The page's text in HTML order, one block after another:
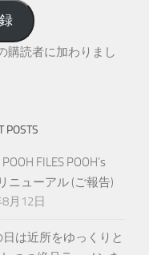
購読者に加わりまし
POSTS
FILES POOH’s
ニューアル (ご報告)
月12日
日は近所をゆっくりと